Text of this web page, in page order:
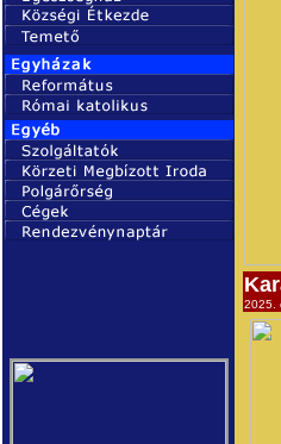
2025.